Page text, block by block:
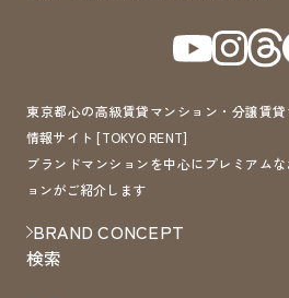
東京都心の高級賃貸マンション・分譲賃
情報サイト [TOKYO RENT]
ブランドマンションを中心にプレミアム
ョンがご紹介します
BRAND CONCEPT
検索